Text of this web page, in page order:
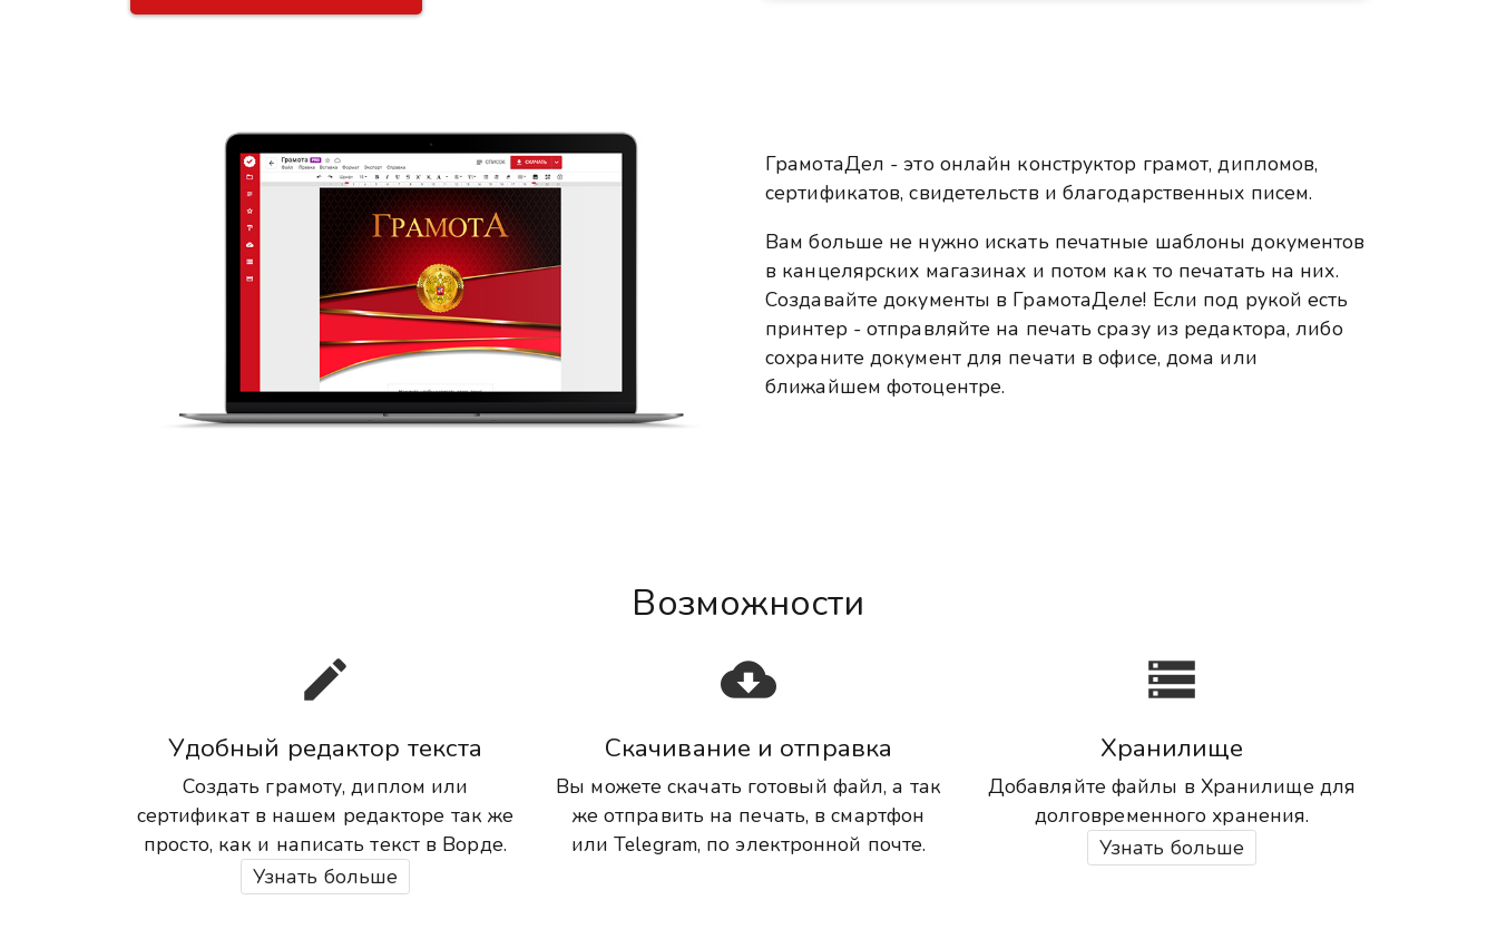
ГрамотаДел - это онлайн конструктор грамот, дипломов,
сертификатов, свидетельств и благодарственных писем.
Вам больше не нужно искать печатные шаблоны документов
в канцелярских магазинах и потом как то печатать на них.
Создавайте документы в ГрамотаДеле! Если под рукой есть
принтер - отправляйте на печать сразу из редактора, либо
сохраните документ для печати в офисе, дома или
ближайшем фотоцентре.
Возможности
edit
Удобный редактор текста
Создать грамоту, диплом или
сертификат в нашем редакторе так же
просто, как и написать текст в Ворде.
Узнать больше
cloud_download
Скачивание и отправка
Вы можете скачать готовый файл, а так
же отправить на печать, в смартфон
или Telegram, по электронной почте.
storage
Хранилище
Добавляйте файлы в Хранилище для
долговременного хранения.
Узнать больше